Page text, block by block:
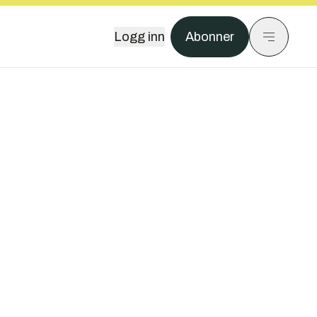
Logg inn Abonner